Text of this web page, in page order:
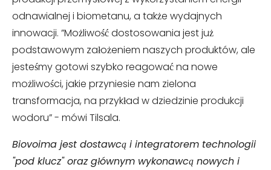
odnawialnej i biometanu, a także wydajnych
innowacji. ”Możliwość dostosowania jest już
podstawowym założeniem naszych produktów, ale
jesteśmy gotowi szybko reagować na nowe
możliwości, jakie przyniesie nam zielona
transformacja, na przykład w dziedzinie produkcji
wodoru” - mówi Tilsala.
Biovoima jest dostawcą i integratorem technologii
"pod klucz" oraz głównym wykonawcą nowych i